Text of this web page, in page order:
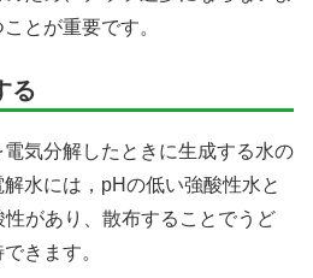
とが重要です。
る
気分解したときに生成する水の
水には，pHの低い強酸性水と
があり、散布することでうど
きます。